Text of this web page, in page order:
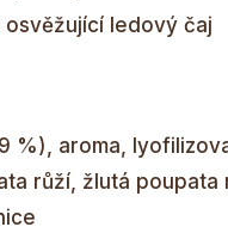
osvěžující ledový čaj
%), aroma,
růží, žlutá poupata